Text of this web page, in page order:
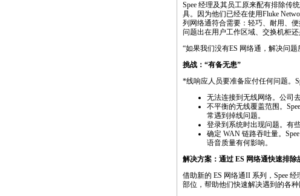
Spee 经理及其员工原来配有排除传
具。因为他们已经在使用Fluke
列网络通符合需要：轻巧、耐用、
问题出在用户工作区域、交换机柜还
“如果我们没有ES 网络通，解决问
挑战：“有备无患”
*线响应人员要准备应付任何问题。
无法连接到无线网络。公司
不平衡的无线覆盖范围。
常遇到掉线问题。
登录到系统时出现问题。有
确定 WAN 链路吞吐量。
语音质量有何影响。
解决方案：通过 ES 网络通快速排除
借助新的 ES 网络通II 系列，Spee
部位，帮助他们快速解决遇到的各